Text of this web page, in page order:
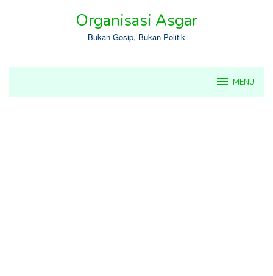
Organisasi Asgar
Bukan Gosip, Bukan Politik
MENU